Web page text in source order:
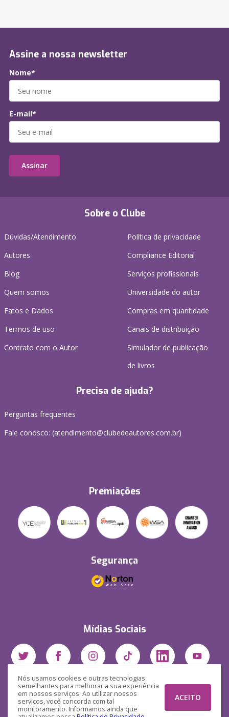
Nós usamos cookies e outras tecnologias
semelhantes para melhorar a sua experiência
em nossos serviços. Ao utilizar nossos
serviços, você concorda com tal
monitoramento. Informamos ainda que
ACEITO
Sobre o Clube
Dúvidas/Atendimento
Autores
Blog
Quem somos
Fatos e Dados
Termos de uso
Contrato com o Autor
Política de privacidade
Compliance Editorial
Serviços profissionais
Universidade do autor
Compras em quantidade
Canais de distribuição
Simulador de publicação
de livros
Precisa de ajuda?
Perguntas frequentes
Fale conosco: (atendimento@clubedeautores.com.br)
Premiações
Segurança
Mídias Sociais
Assine a nossa newsletter
Nome*
E-mail*
Assinar